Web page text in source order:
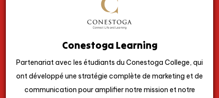
Conestoga Learning
Partenariat avec les étudiants du Conestoga College, qui
ont développé une stratégie complète de marketing et de
communication pour amplifier notre mission et notre